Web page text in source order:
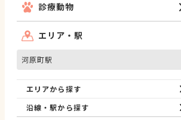
診療動物
エリア・駅
河原町駅
エリアから探す
沿線・駅から探す